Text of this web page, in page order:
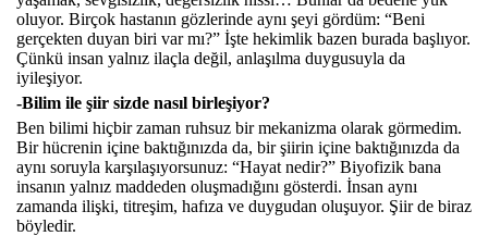
oluyor. Birçok hastanın gözlerinde aynı şeyi gördüm: “Beni
gerçekten duyan biri var mı?” İşte hekimlik bazen burada başlıyor.
Çünkü insan yalnız ilaçla değil, anlaşılma duygusuyla da
iyileşiyor.
-Bilim ile şiir sizde nasıl birleşiyor?
Ben bilimi hiçbir zaman ruhsuz bir mekanizma olarak görmedim.
Bir hücrenin içine baktığınızda da, bir şiirin içine baktığınızda da
aynı soruyla karşılaşıyorsunuz: “Hayat nedir?” Biyofizik bana
insanın yalnız maddeden oluşmadığını gösterdi. İnsan aynı
zamanda ilişki, titreşim, hafıza ve duygudan oluşuyor. Şiir de biraz
böyledir.